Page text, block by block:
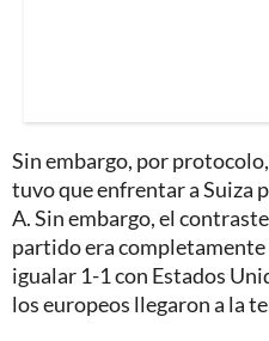
Sin embargo, por protocolo,
tuvo que enfrentar a Suiza
A. Sin embargo, el
partido era completamente
igualar 1-1 con Estados
los europeos llegaron a la